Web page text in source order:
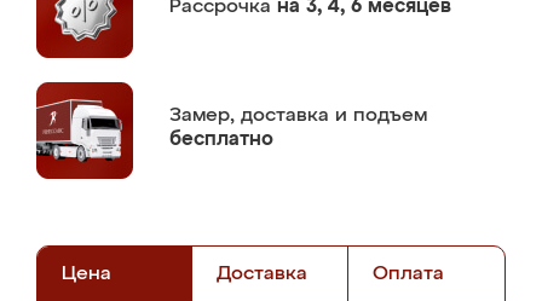
Рассрочка на 3, 4, 6 месяцев
Замер, доставка и подъем
бесплатно
Цена Доставка Оплата